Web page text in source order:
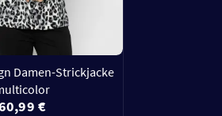
Damen-Strickjacke
€